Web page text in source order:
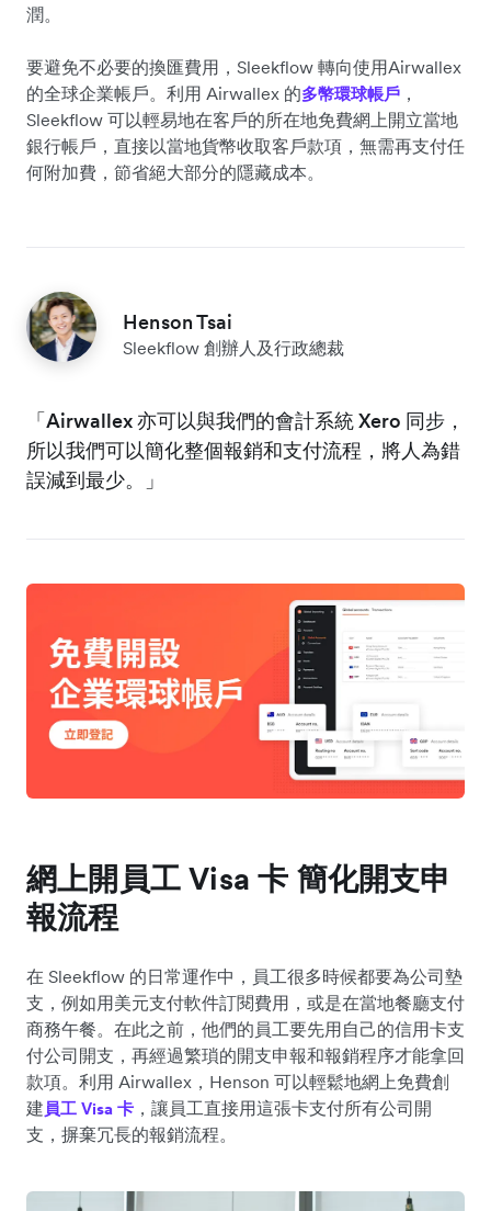
潤。
要避免不必要的換匯費用，Sleekflow 轉向使用Airwallex
的全球企業帳戶。利用 Airwallex 的多幣環球帳戶 ，
Sleekflow 可以輕易地在客戶的所在地免費網上開立當地
銀行帳戶，直接以當地貨幣收取客戶款項，無需再支付任
何附加費，節省絕大部分的隱藏成本。
Henson Tsai
Sleekflow 創辦人及行政總裁
「Airwallex 亦可以與我們的會計系統 Xero 同步，
所以我們可以簡化整個報銷和支付流程，將人為錯
誤減到最少。」
網上開員工 Visa 卡 簡化開支申
報流程
在 Sleekflow 的日常運作中，員工很多時候都要為公司墊
支，例如用美元支付軟件訂閱費用，或是在當地餐廳支付
商務午餐。在此之前，他們的員工要先用自己的信用卡支
付公司開支，再經過繁瑣的開支申報和報銷程序才能拿回
款項。利用 Airwallex，Henson 可以輕鬆地網上免費創
建 員工 Visa 卡 ，讓員工直接用這張卡支付所有公司開
支，摒棄冗長的報銷流程。